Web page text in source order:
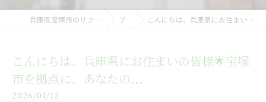
兵庫県宝塚市のリフォームなら有限会社MKCS ブログ こんにちは、兵庫県にお住まいの皆様🌟宝塚市を拠点に、あなたの...
こんにちは、兵庫県にお住まいの皆様🌟宝塚
市を拠点に、あなたの...
2026/01/12